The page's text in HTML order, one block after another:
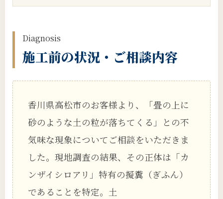
Diagnosis
施工前の状況・ご相談内容
香川県高松市のお客様より、「畳の上に
砂のような土の粒が落ちてくる」との不
気味な現象についてご相談をいただきま
した。現地調査の結果、その正体は「カ
ンザイシロアリ」特有の擬糞（ぎふん）
であることを特定。土